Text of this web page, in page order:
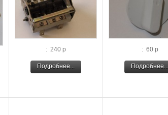
: 240 р
Подробнее...
: 60 р
Подробнее...